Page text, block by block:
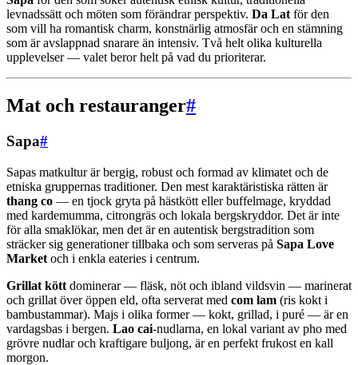
levnadssätt och möten som förändrar perspektiv. Da Latför den
som vill ha romantisk charm, konstnärlig atmosfär och en stämning
som är avslappnad snarare än intensiv. Två helt olika kulturella
upplevelser — valet beror helt på vad du prioriterar.
Mat och restauranger#
Sapa#
Sapas matkultur är bergig, robust och formad av klimatet och de
etniska gruppernas traditioner. Den mest karaktäristiska rätten är
thang co — en tjock gryta på hästkött eller buffelmage, kryddad
med kardemumma, citrongräs och lokala bergskryddor. Det är inte
för alla smaklökar, men det är en autentisk bergstradition som
sträcker sig generationer tillbaka och som serveras på Sapa Love
Market och i enkla eateries i centrum.
Grillat kött dominerar — fläsk, nöt och ibland vildsvin — marinerat
och grillat över öppen eld, ofta serverat med com lam (ris kokt i
bambustammar). Majs i olika former — kokt, grillad, i puré — är en
vardagsbas i bergen. Lao cai-nudlarna, en lokal variant av pho med
grövre nudlar och kraftigare buljong, är en perfekt frukost en kall
morgon.